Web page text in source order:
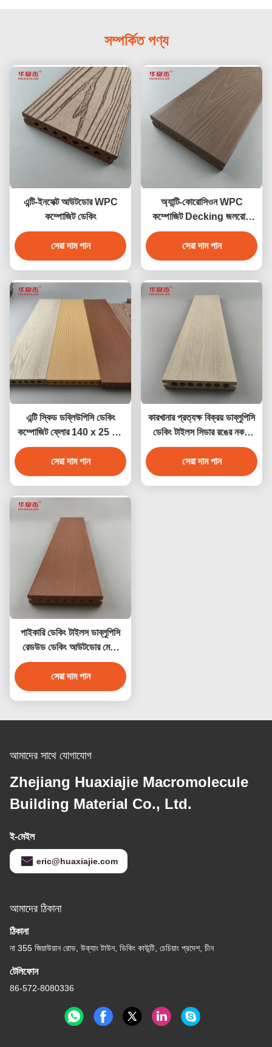
সম্পর্কিত পণ্য
এন্টি-ইনসেক্ট আউটডোর WPC
কম্পোজিট ডেকিং
সেরা দাম পান
অ্যান্টি-কোরোসিওন WPC
কম্পোজিট Decking জলরোধী
বহিরঙ্গন বাগান মেঝে
সেরা দাম পান
এন্টি স্কিড ডব্লিউপিসি ডেকিং
কম্পোজিট ফ্লোর 140 x 25 মিমি
বাদামী কফি ধূসর সেগুন কাঠের রঙ
সেরা দাম পান
কারখানার প্রত্যক্ষ বিক্রয় ডাব্লুপিসি
ডেকিং টাইলস সিডার রঙের নকশা
ডাব্লুপিসি জলরোধী টেকসই ডেকিং
আউটডোর
সেরা দাম পান
পাইকারি ডেকিং টাইলস ডাব্লুপিসি
রেডউড ডেকিং আউটডোর মেঝে
সজ্জা
সেরা দাম পান
আমাদের সাথে যোগাযোগ
Zhejiang Huaxiajie Macromolecule
Building Material Co., Ltd.
ই-মেইল
eric@huaxiajie.com
আমাদের ঠিকানা
ঠিকানা
না 355 জিয়াউয়ান রোড, উক্যাং টাউন, ডিকিং কাউন্টি, চেচিয়াং প্রদেশ, চীন
টেলিফোন
86-572-8080336